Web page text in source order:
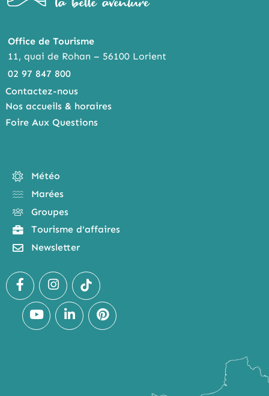
Office de Tourisme
11, quai de Rohan – 56100 Lorient
02 97 847 800
Contactez-nous
Nos accueils & horaires
Foire Aux Questions
Météo
Marées
Groupes
Tourisme d'affaires
Newsletter